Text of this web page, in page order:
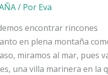
/ Por Eva
encontrar rincones
en plena montaña
miramos al mar, pues
una villa marinera en la